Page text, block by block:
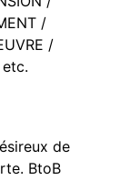
/
/
etc.
de
BtoB